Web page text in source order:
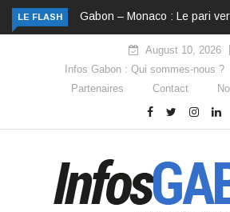
LE FLASH Gabon – Monaco : Le pari
August 10, 2026
Infos Gabon : Qui sommes-nous ?
Partenaires
Contact